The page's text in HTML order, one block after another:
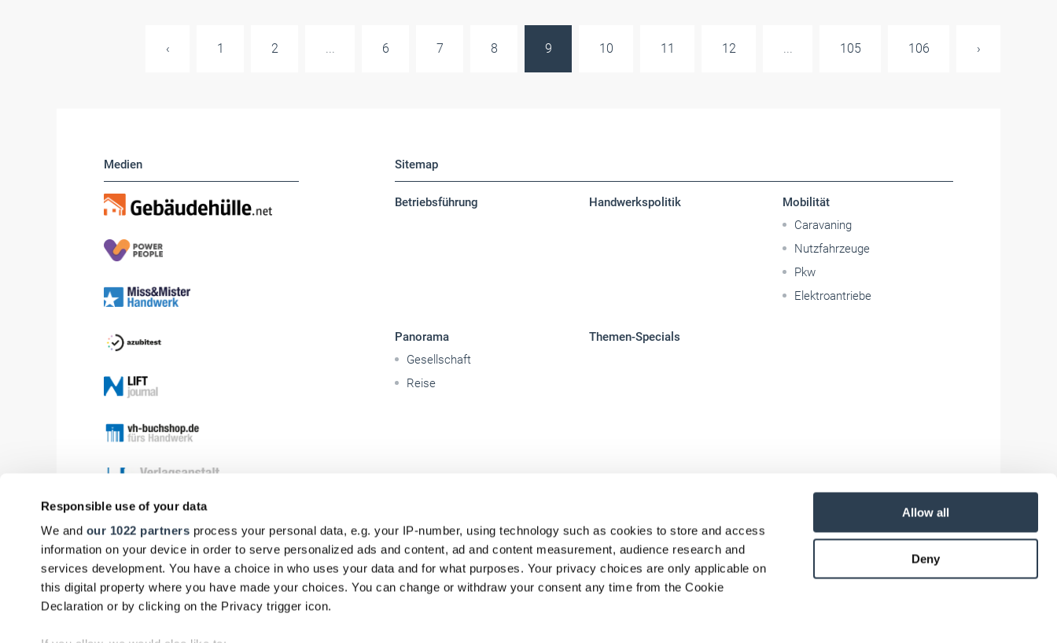
Responsible use of your data
We and our 1022 partners process your personal data, e.g. your IP-number, using technology such as cookies to store and access
information on your device in order to serve personalized ads and content, ad and content measurement, audience research and
services development. You have a choice in who uses your data and for what purposes. Your privacy choices are only applicable on
this digital property where you have made your choices. You can change or withdraw your consent any time from the Cookie
Declaration or by clicking on the Privacy trigger icon.
Allow all
Deny
‹ 1 2 ... 6 7 8 9 10 11 12 ... 105 106 ›
Medien Sitemap
Betriebsführung Handwerkspolitik
Mobilität
Caravaning
Nutzfahrzeuge
Pkw
Elektroantriebe
Panorama
Gesellschaft
Reise
Themen-Specials